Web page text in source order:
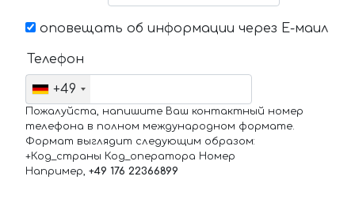
оповещать об информации через Е-маил
Телефон
+49
Пожалуйста, напишите Ваш контактный номер
телефона в полном международном формате.
Формат выглядит следующим образом:
+Код_страны Код_оператора Номер
Например, +49 176 22366899